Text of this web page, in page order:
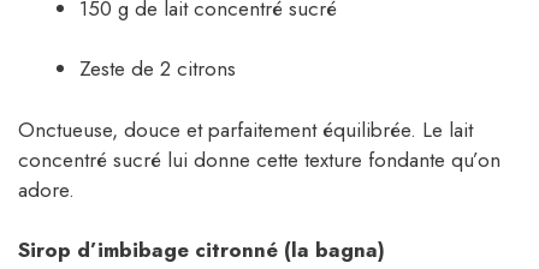
150 g de lait concentré sucré
Zeste de 2 citrons
Onctueuse, douce et parfaitement équilibrée. Le lait
concentré sucré lui donne cette texture fondante qu’on
adore.
Sirop d’imbibage citronné (la bagna)